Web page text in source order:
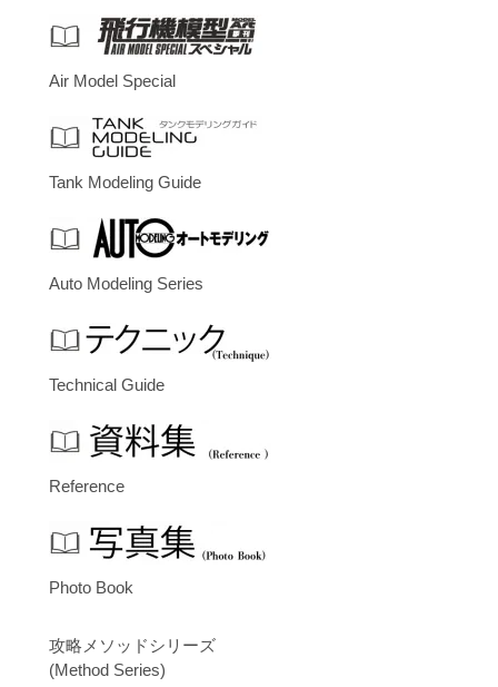
Air Model Special
Tank Modeling Guide
Auto Modeling Series
Technical Guide
Reference
Photo Book
攻略メソッドシリーズ
(Method Series)